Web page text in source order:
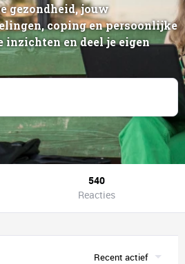
gezondheid, jouw
coping en persoonlijke
inzichten en deel je eigen
540
Reacties
Recent actief